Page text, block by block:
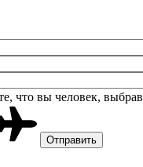
что вы человек, выбрав